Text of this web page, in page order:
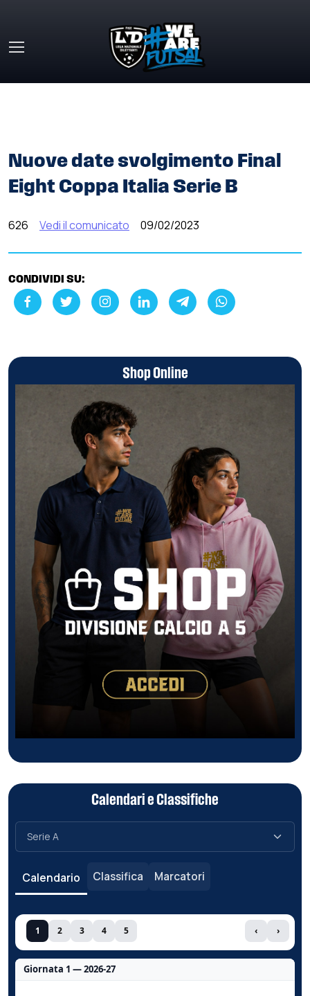
Nuove date svolgimento Final
Eight Coppa Italia Serie B
626 Vedi il comunicato 09/02/2023
CONDIVIDI SU:
Shop Online
Calendari e Classifiche
Calendario Classifica Marcatori
1 2 3 4 5 ‹ ›
Giornata 1 — 2026-27